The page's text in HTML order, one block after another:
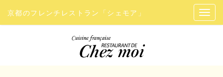
京都のフレンチレストラン「シェモア」